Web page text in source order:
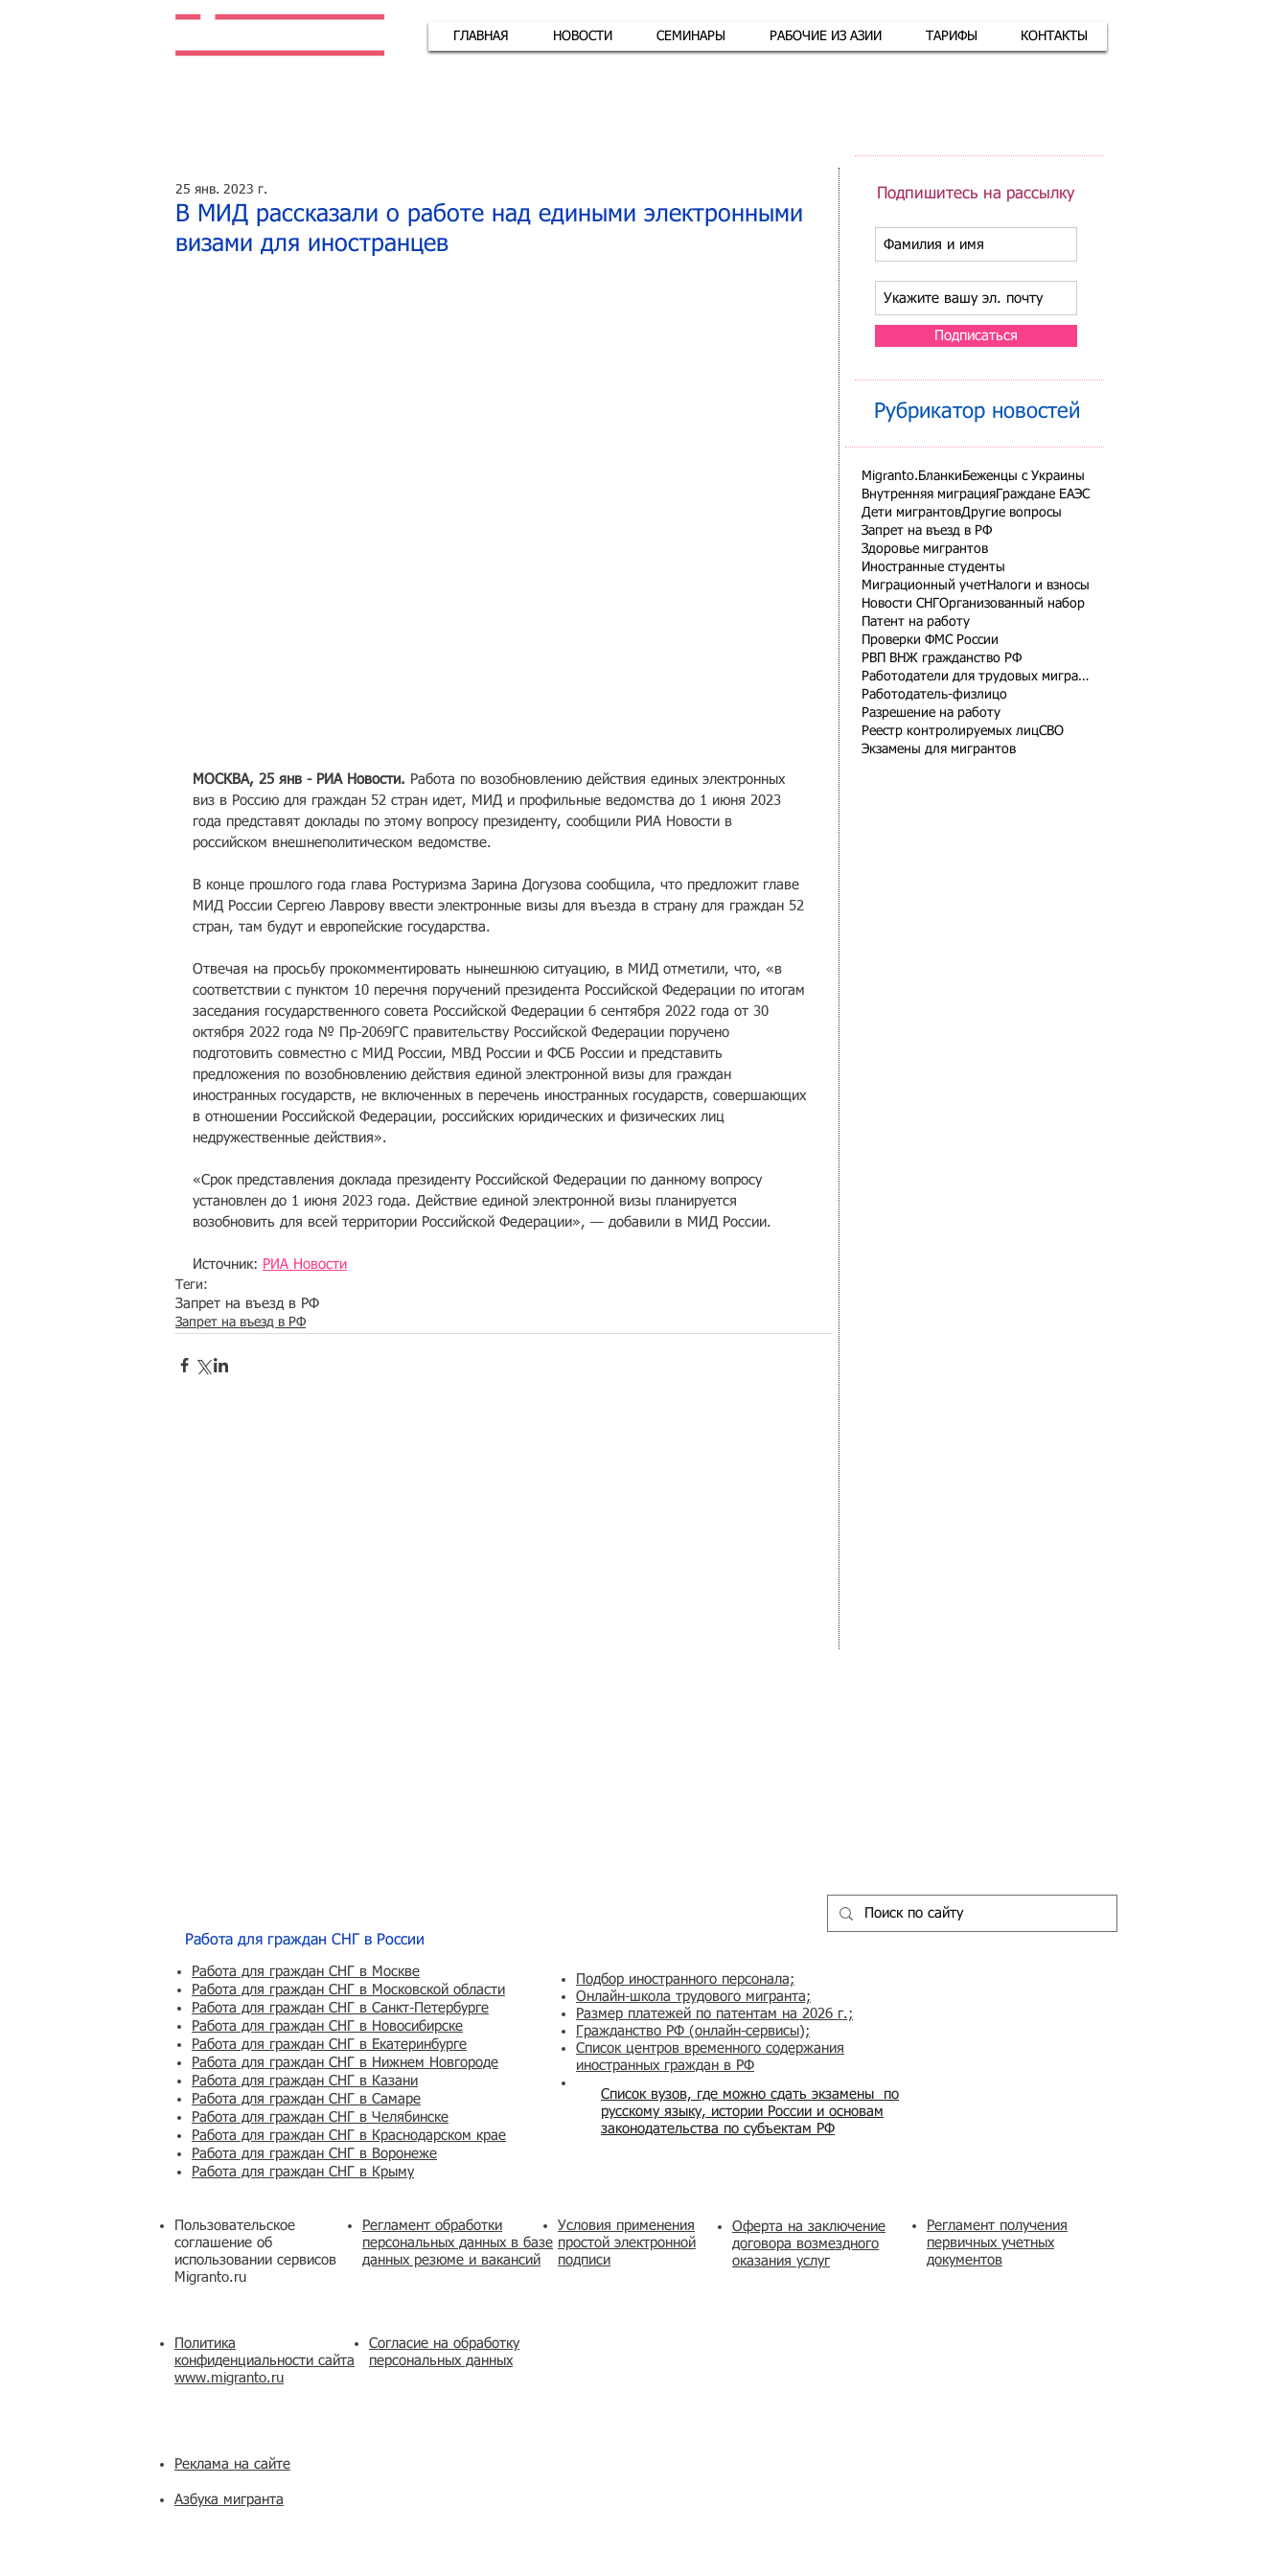
ГЛАВНАЯ НОВОСТИ СЕМИНАРЫ РАБОЧИЕ ИЗ АЗИИ ТАРИФЫ КОНТАКТЫ
В МИД рассказали о работе над едиными электронными
визами для иностранцев
25 янв. 2023 г.
МОСКВА, 25 янв - РИА Новости. Работа по возобновлению действия единых электронных
виз в Россию для граждан 52 стран идет, МИД и профильные ведомства до 1 июня 2023
года представят доклады по этому вопросу президенту, сообщили РИА Новости в
российском внешнеполитическом ведомстве.
В конце прошлого года глава Ростуризма Зарина Догузова сообщила, что предложит главе
МИД России Сергею Лаврову ввести электронные визы для въезда в страну для граждан 52
стран, там будут и европейские государства.
Отвечая на просьбу прокомментировать нынешнюю ситуацию, в МИД отметили, что, «в
соответствии с пунктом 10 перечня поручений президента Российской Федерации по итогам
заседания государственного совета Российской Федерации 6 сентября 2022 года от 30
октября 2022 года № Пр-2069ГС правительству Российской Федерации поручено
подготовить совместно с МИД России, МВД России и ФСБ России и представить
предложения по возобновлению действия единой электронной визы для граждан
иностранных государств, не включенных в перечень иностранных государств, совершающих
в отношении Российской Федерации, российских юридических и физических лиц
недружественные действия».
«Срок представления доклада президенту Российской Федерации по данному вопросу
установлен до 1 июня 2023 года. Действие единой электронной визы планируется
возобновить для всей территории Российской Федерации», — добавили в МИД России.
Источник: РИА Новости
Теги:
Запрет на въезд в РФ
Запрет на въезд в РФ
Подпишитесь на рассылку
Подписаться
Рубрикатор новостей
Migranto.Бланки Беженцы с Украины
Внутренняя миграция Граждане ЕАЭС
Дети мигрантовДругие вопросы
Запрет на въезд в РФ
Здоровье мигрантов
Иностранные студенты
Миграционный учетНалоги и взносы
Новости СНГ Организованный набор
Патент на работу
Проверки ФМС России
РВП ВНЖ гражданство РФ
Работодатели для трудовых мигрантов
Работодатель-физлицо
Разрешение на работу
Реестр контролируемых лицСВО
Экзамены для мигрантов
Работа для граждан СНГ в России
Работа для граждан СНГ в Москве
Работа для граждан СНГ в Московской области
Работа для граждан СНГ в Санкт-Петербурге
Работа для граждан СНГ в Новосибирске
Работа для граждан СНГ в Екатеринбурге
Работа для граждан СНГ в Нижнем Новгороде
Работа для граждан СНГ в Казани
Работа для граждан СНГ в Самаре
Работа для граждан СНГ в Челябинске
Работа для граждан СНГ в Краснодарском крае
Работа для граждан СНГ в Воронеже
Работа для граждан СНГ в Крыму
Пользовательское
соглашение об
использовании сервисов
Migranto.ru
Регламент обработки
персональных данных в базе
данных резюме и вакансий
Политика
конфиденциальности сайта
www.migranto.ru
Согласие на обработку
персональных данных
Реклама на сайте
Азбука мигранта
Список вузов, где можно сдать экзамены по
русскому языку, истории России и основам
законодательства по субъектам РФ
Подбор иностранного персонала;
Онлайн-школа трудового мигранта;
Размер платежей по патентам на 2026 г.;
Гражданство РФ (онлайн-сервисы);
Список центров временного содержания
иностранных граждан в РФ
Условия применения
простой электронной
подписи
​Оферта на заключение
договора возмездного
оказания услуг
Регламент получения
первичных учетных
документов